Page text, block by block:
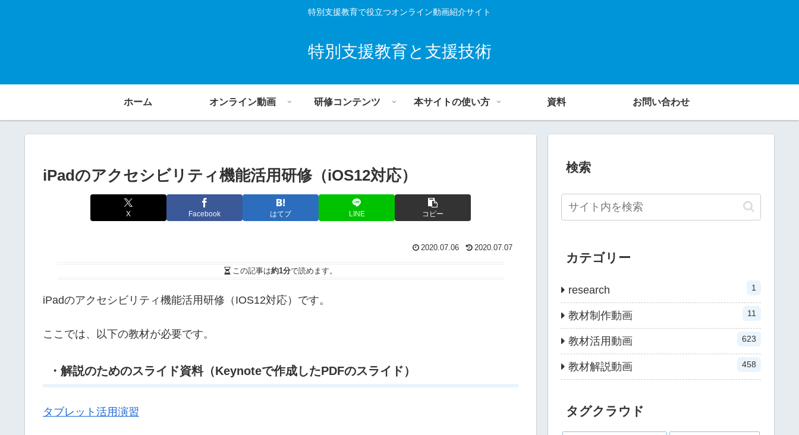
特別支援教育で役立つオンライン動画紹介サイト
特別支援教育と支援技術
ホーム オンライン動画 研修コンテンツ 本サイトの使い方 資料 お問い合わせ
iPadのアクセシビリティ機能活用研修（iOS12対応）
X Facebook はてブ LINE コピー
2020.07.06 2020.07.07
この記事は約1分で読めます。
iPadのアクセシビリティ機能活用研修（IOS12対応）です。
ここでは、以下の教材が必要です。
・解説のためのスライド資料（Keynoteで作成したPDFのスライド）
タブレット活用演習
検索
カテゴリー
research 1
教材制作動画 11
教材活用動画 623
教材解説動画 458
タグクラウド